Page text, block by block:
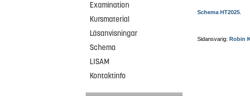
Examination
Kursmaterial
Läsanvisningar
Schema
LISAM
Kontaktinfo
Schema HT2025
Sidansvarig:Robin